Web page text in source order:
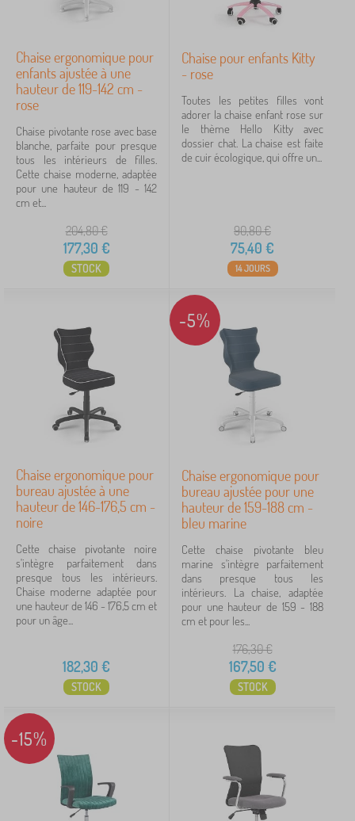
Chaise ergonomique pour
enfants ajustée à une
hauteur de 119-142 cm -
rose
Chaise pivotante rose avec base
blanche, parfaite pour presque
tous les intérieurs de filles.
Cette chaise moderne, adaptée
pour une hauteur de 119 - 142
cm et...
204,80€
177,30 €
STOCK
Chaise pour enfants Kitty
- rose
Toutes les petites filles vont
adorer la chaise enfant rose sur
le thème Hello Kitty avec
dossier chat. La chaise est faite
de cuir écologique, qui offre un...
90,80€
75,40 €
14 JOURS
Chaise ergonomique pour
bureau ajustée à une
hauteur de 146-176,5 cm -
noire
Cette chaise pivotante noire
s'intègre parfaitement dans
presque tous les intérieurs.
Chaise moderne adaptée pour
une hauteur de 146 - 176,5 cm et
pour un âge...
182,30 €
STOCK
-5%
Chaise ergonomique pour
bureau ajustée pour une
hauteur de 159-188 cm -
bleu marine
Cette chaise pivotante bleu
marine s'intègre parfaitement
dans presque tous les
intérieurs. La chaise, adaptée
pour une hauteur de 159 - 188
cm et pour les...
176,30€
167,50 €
STOCK
-15%